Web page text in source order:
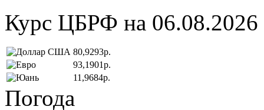
Курс ЦБРФ на 06.08.2026
80,9293р.
93,1901р.
11,9684р.
Погода